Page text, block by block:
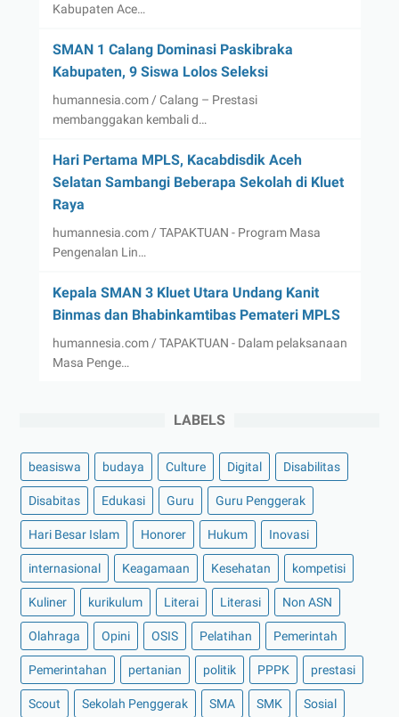
Kabupaten Ace…
SMAN 1 Calang Dominasi Paskibraka
Kabupaten, 9 Siswa Lolos Seleksi
humannesia.com / Calang – Prestasi
membanggakan kembali d…
Hari Pertama MPLS, Kacabdisdik Aceh
Selatan Sambangi Beberapa Sekolah di Kluet
Raya
humannesia.com / TAPAKTUAN - Program Masa
Pengenalan Lin…
Kepala SMAN 3 Kluet Utara Undang Kanit
Binmas dan Bhabinkamtibas Pemateri MPLS
humannesia.com / TAPAKTUAN - Dalam pelaksanaan
Masa Penge…
LABELS
beasiswa budaya Culture Digital Disabilitas
Disabitas Edukasi Guru Guru Penggerak
Hari Besar Islam Honorer Hukum Inovasi
internasional Keagamaan Kesehatan kompetisi
Kuliner kurikulum Literai Literasi Non ASN
Olahraga Opini OSIS Pelatihan Pemerintah
Pemerintahan pertanian politik PPPK prestasi
Scout Sekolah Penggerak SMA SMK Sosial